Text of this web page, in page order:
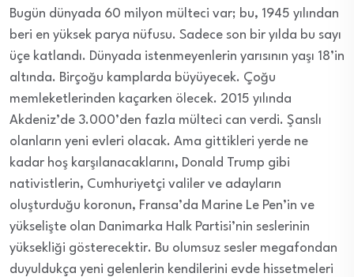
Bugün dünyada 60 milyon mülteci var; bu, 1945 yılından
beri en yüksek parya nüfusu. Sadece son bir yılda bu sayı
üçe katlandı. Dünyada istenmeyenlerin yarısının yaşı 18’in
altında. Birçoğu kamplarda büyüyecek. Çoğu
memleketlerinden kaçarken ölecek. 2015 yılında
Akdeniz’de 3.000’den fazla mülteci can verdi. Şanslı
olanların yeni evleri olacak. Ama gittikleri yerde ne
kadar hoş karşılanacaklarını, Donald Trump gibi
nativistlerin, Cumhuriyetçi valiler ve adayların
oluşturduğu koronun, Fransa’da Marine Le Pen’in ve
yükselişte olan Danimarka Halk Partisi’nin seslerinin
yüksekliği gösterecektir. Bu olumsuz sesler megafondan
duyuldukça yeni gelenlerin kendilerini evde hissetmeleri